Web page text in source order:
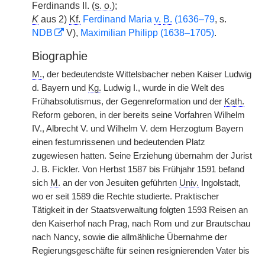
Ferdinands II. (s. o.);
K aus 2) Kf. Ferdinand Maria v. B. (1636–79, s.
NDB
V), Maximilian Philipp (1638–1705).
Biographie
M., der bedeutendste Wittelsbacher neben Kaiser Ludwig
d. Bayern und Kg. Ludwig I., wurde in die Welt des
Frühabsolutismus, der Gegenreformation und der Kath.
Reform geboren, in der bereits seine Vorfahren Wilhelm
IV., Albrecht V. und Wilhelm V. dem Herzogtum Bayern
einen festumrissenen und bedeutenden Platz
zugewiesen hatten. Seine Erziehung übernahm der Jurist
J. B. Fickler. Von Herbst 1587 bis Frühjahr 1591 befand
sich M. an der von Jesuiten geführten Univ. Ingolstadt,
wo er seit 1589 die Rechte studierte. Praktischer
Tätigkeit in der Staatsverwaltung folgten 1593 Reisen an
den Kaiserhof nach Prag, nach Rom und zur Brautschau
nach Nancy, sowie die allmähliche Übernahme der
Regierungsgeschäfte für seinen resignierenden Vater bis